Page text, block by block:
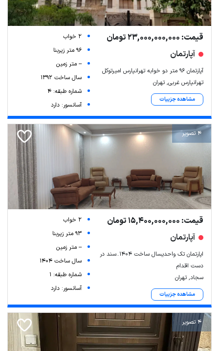
Leaflet| Map data ©ariamarz.com
قیمت: 23,000,000,000 تومان
آپارتمان
آپارتمان ۹۶ متر دو خوابه تهرانپارس امیرتوکل
تهرانپارس غربی, تهران
مشاهده جزییات
2 خواب
96 متر زیربنا
-- متر زمین
سال ساخت 1392
شماره طبقه: 4
آسانسور: دارد
4 تصویر
قیمت: 15,400,000,000 تومان
آپارتمان
اپارتمان تک واحدیسال ساخت 1404..سند در
دست اقدام
سجاد, تهران
مشاهده جزییات
2 خواب
93 متر زیربنا
-- متر زمین
سال ساخت 1404
شماره طبقه: 1
آسانسور: دارد
4 تصویر